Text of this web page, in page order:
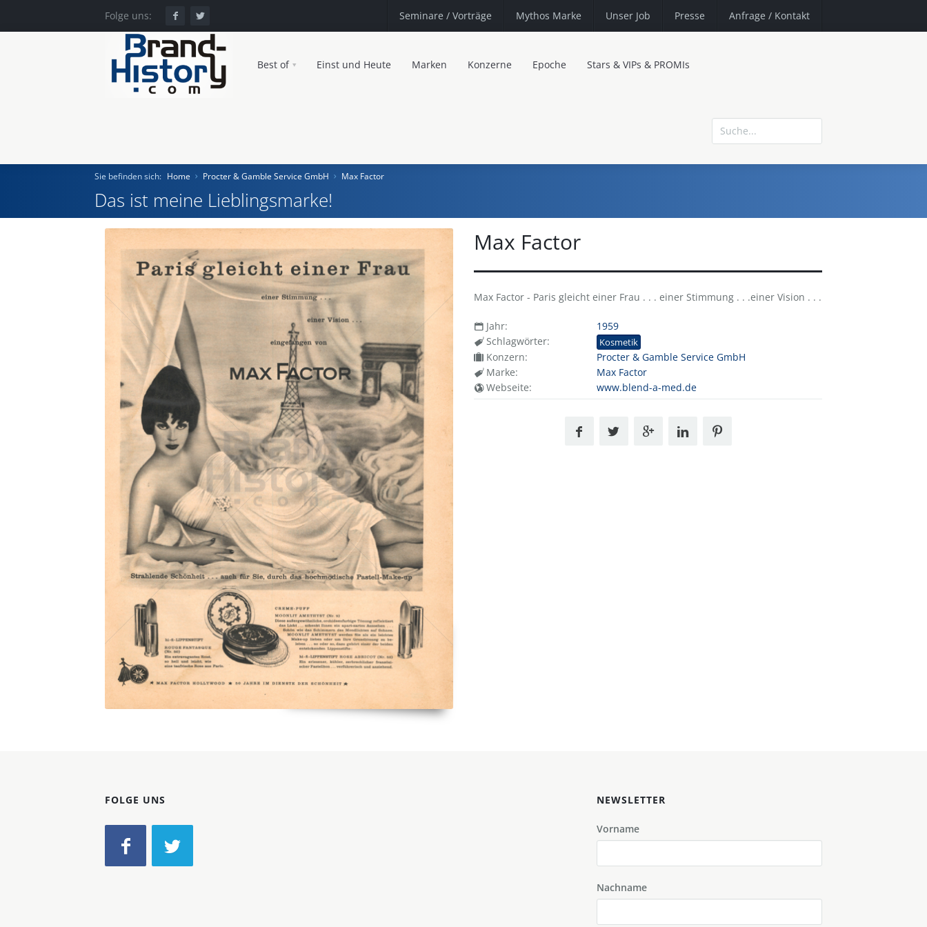
Folge uns: Seminare / Vorträge Mythos Marke Unser Job Presse Anfrage / Kontakt
Best of Einst und Heute Marken Konzerne Epoche Stars & VIPs & PROMIs
Home
Einst und Heute
Marken
Konzerne
Epoche
Sie befinden sich: Home Procter & Gamble Service GmbH Max Factor
Das ist meine Lieblingsmarke!
Max Factor
Max Factor - Paris gleicht einer Frau . . . einer Stimmung . . .einer Vision . . .
Jahr:
1959
Schlagwörter:
Kosmetik
Konzern:
Procter & Gamble Service GmbH
Marke:
Max Factor
Webseite:
www.blend-a-med.de
FOLGE UNS NEWSLETTER
Vorname
Nachname